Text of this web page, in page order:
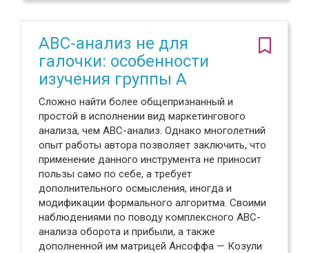
ABC-анализ не для
галочки: особенности
изучения группы A
Сложно найти более общепризнанный и
простой в исполнении вид маркетингового
анализа, чем ABC-анализ. Однако многолетний
опыт работы автора позволяет заключить, что
применение данного инструмента не приносит
пользы само по себе, а требует
дополнительного осмысления, иногда и
модификации формального алгоритма. Своими
наблюдениями по поводу комплексного ABC-
анализа оборота и прибыли, а также
дополненной им матрицей Ансоффа — Козули